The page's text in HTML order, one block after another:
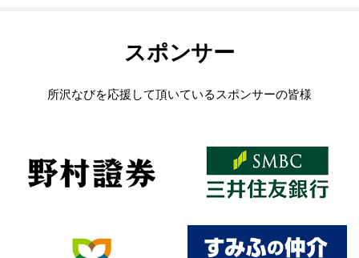
スポンサー
所沢なびを応援して頂いているスポンサーの皆様